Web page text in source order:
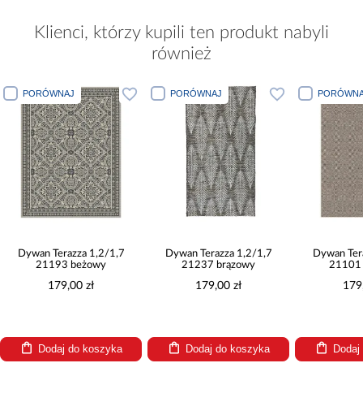
Klienci, którzy kupili ten produkt nabyli
również
PORÓWNAJ
Dywan Terazza 1,2/1,7
21193 beżowy
179,00 zł
Dodaj do koszyka
PORÓWNAJ
Dywan Terazza 1,2/1,7
21237 brązowy
179,00 zł
Dodaj do koszyka
Dywan
21101